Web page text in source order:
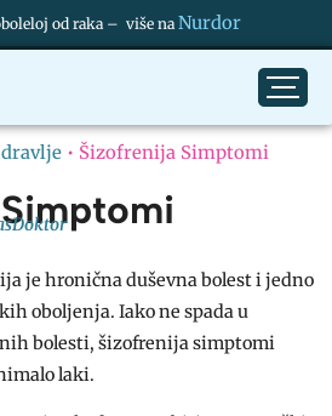
od raka – više na Nurdor
• Šizofrenija Simptomi
je hronična duševna bolest i jedno
oboljenja. Iako ne spada u
bolesti, šizofrenija simptomi
laki.